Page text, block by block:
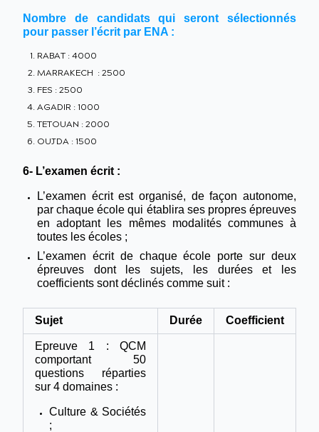
Nombre de candidats qui seront sélectionnés
pour passer l’écrit par ENA :
RABAT : 4000
MARRAKECH : 2500
FES : 2500
AGADIR : 1000
TETOUAN : 2000
OUJDA : 1500
6- L’examen écrit :
L’examen écrit est organisé, de façon autonome,
par chaque école qui établira ses propres épreuves
en adoptant les mêmes modalités communes à
toutes les écoles ;
L’examen écrit de chaque école porte sur deux
épreuves dont les sujets, les durées et les
coefficients sont déclinés comme suit :
Sujet Durée Coefficient
Epreuve 1 : QCM
comportant 50
questions réparties
sur 4 domaines :
Culture & Sociétés
;